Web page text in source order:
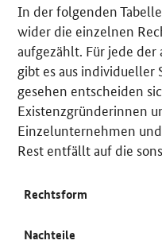
In der folgenden
wider die einzelnen
aufgezählt. Für jede
gibt es aus individueller
gesehen entscheiden
Existenzgründerinnen
Einzelunternehmen
Rest entfällt auf die
Rechtsform
Nachteile